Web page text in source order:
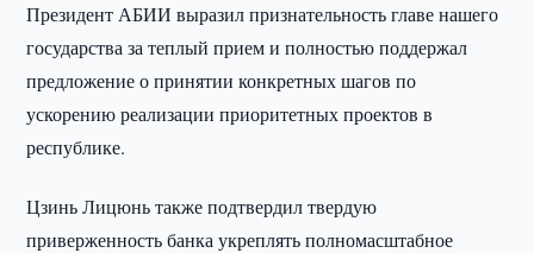
Президент АБИИ выразил признательность главе нашего
государства за теплый прием и полностью поддержал
предложение о принятии конкретных шагов по
ускорению реализации приоритетных проектов в
республике.
Цзинь Лицюнь также подтвердил твердую
приверженность банка укреплять полномасштабное